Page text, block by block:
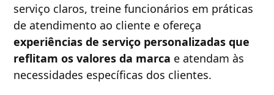
serviço claros, treine funcionários em práticas
de atendimento ao cliente e ofereça
experiências de serviço personalizadas que
reflitam os valores da marca e atendam às
necessidades específicas dos clientes.